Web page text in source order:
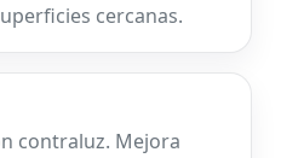
cercanas.
contraluz. Mejora